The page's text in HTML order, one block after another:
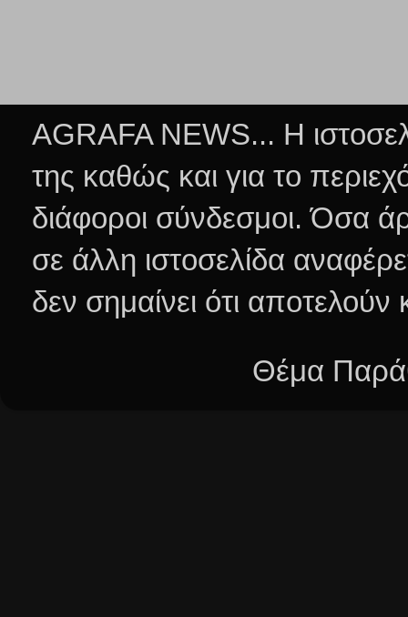
AGRAFA NEWS... Η
της καθώς και για το
διάφοροι σύνδεσμοι.Όσα
σε άλλη ιστοσελίδα
δεν σημαίνει ότι
Θέμα